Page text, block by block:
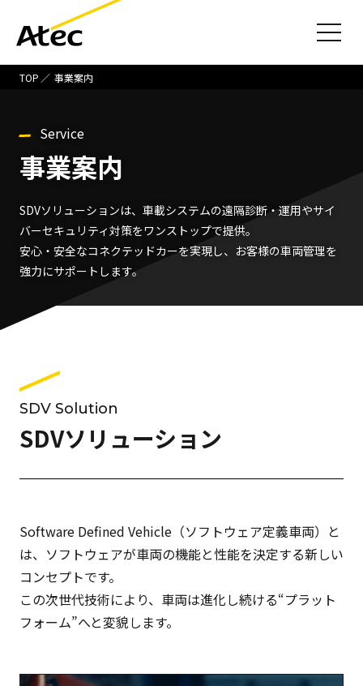
TOP 事業案内
Service
事業案内
SDVソリューションは、車載システムの遠隔診断・運用やサイ
バーセキュリティ対策をワンストップで提供。
安心・安全なコネクテッドカーを実現し、お客様の車両管理を
強力にサポートします。
SDV Solution
SDVソリューション
Software Defined Vehicle（ソフトウェア定義車両）と
は、ソフトウェアが車両の機能と性能を決定する新しい
コンセプトです。
この次世代技術により、車両は進化し続ける“プラット
フォーム”へと変貌します。